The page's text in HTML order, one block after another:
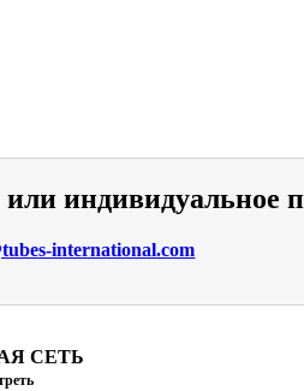
индивидуальное
international.com
СЕТЬ